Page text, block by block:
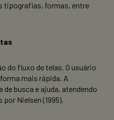
tipografias, formas, entre
do fluxo de telas. O usuário
mais rápida. A
busca e ajuda, atendendo
Nielsen (1995).